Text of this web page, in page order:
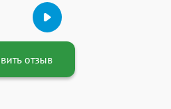
отзыв